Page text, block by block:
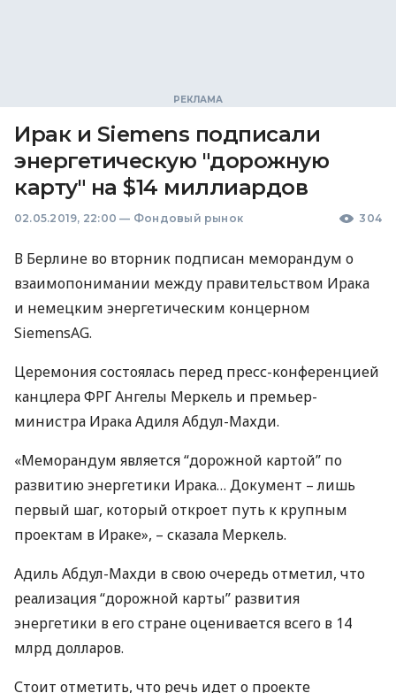
Ирак и Siemens подписали
энергетическую "дорожную
карту" на $14 миллиардов
02.05.2019, 22:00 — Фондовый рынок 304
В Берлине во вторник подписан меморандум о
взаимопонимании между правительством Ирака
и немецким энергетическим концерном
SiemensAG.
Церемония состоялась перед пресс-конференцией
канцлераФРГАнгелы Меркель и премьер-
министра Ирака Адиля Абдул-Махди.
«Меморандум является “дорожной картой” по
развитию энергетики Ирака… Документ – лишь
первый шаг, который откроет путь к крупным
проектам в Ираке», – сказала Меркель.
Адиль Абдул-Махди в свою очередь отметил, что
реализация “дорожной карты” развития
энергетики в его стране оценивается всего в 14
млрд долларов.
Стоит отметить, что речь идет о проекте